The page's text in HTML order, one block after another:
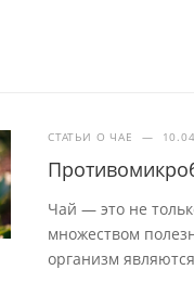
СТАТЬИ О ЧАЕ —
Чай — это не
множеством
организм